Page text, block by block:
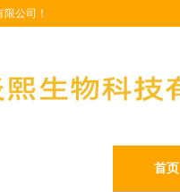
首页
公司！